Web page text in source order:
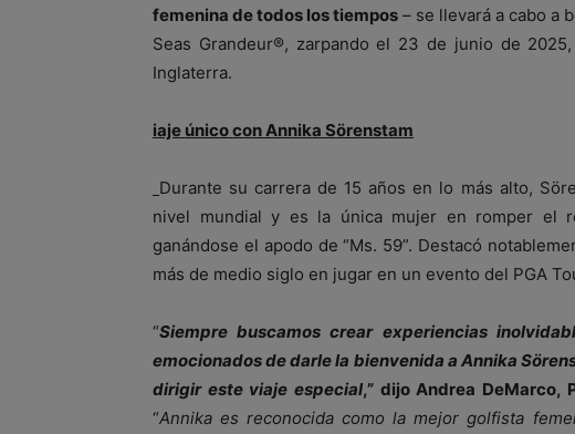
femenina de todos los tiempos – se llevará a cabo a
Seas Grandeur®, zarpando el 23 de junio de
Inglaterra.
iaje único con Annika Sörenstam
Durante su carrera de 15 años en lo más alto,
nivel mundial y es la única mujer en romper el
ganándose el apodo de “Ms. 59”. Destacó
más de medio siglo en jugar en un evento del PGA
“Siempre buscamos crear experiencias
emocionados de darle la bienvenida a Annika
dirigir este viaje especial,” dijo Andrea DeMarco,
“Annika es reconocida como la mejor golfista